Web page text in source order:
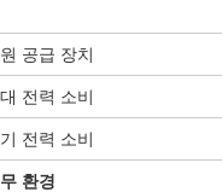
공급 장치
전력 소비
전력 소비
환경